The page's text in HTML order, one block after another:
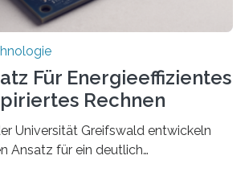
Für Energieeffizientes
Rechnen
Universität Greifswald entwickeln
Ansatz für ein deutlich